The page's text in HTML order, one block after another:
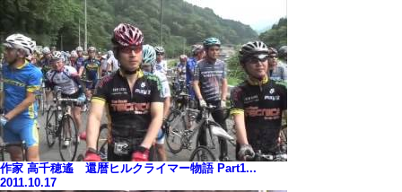
作家 高千穂遙 還暦ヒルクライマー物語 Part1...
2011.10.17